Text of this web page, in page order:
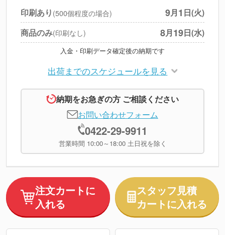
円
※上記小計は税別です
印刷あり (500個程度の場合) 9月1 日(火)
商品のみ(印刷なし) 8月19日(水)
入金・印刷データ確定後の納期です
出荷までのスケジュールを見る
納期をお急ぎの方 ご相談ください
お問い合わせフォーム
0422-29-9911
営業時間 10:00～18:00 土日祝を除く
注文カートに
入れる
スタッフ見積
カートに入れる